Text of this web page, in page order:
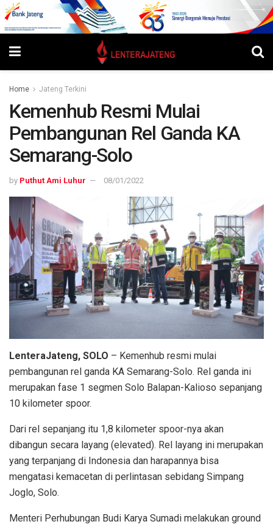
Home Jateng Terkini
Kemenhub Resmi Mulai
Pembangunan Rel Ganda KA
Semarang-Solo
by Puthut Ami Luhur 08/01/2022
LenteraJateng, SOLO – Kemenhub resmi mulai
pembangunan rel ganda KA Semarang-Solo. Rel ganda ini
merupakan fase 1 segmen Solo Balapan-Kalioso sepanjang
10 kilometer spoor.
Dari rel sepanjang itu 1,8 kilometer spoor-nya akan
dibangun secara layang (elevated). Rel layang ini merupakan
yang terpanjang di Indonesia dan harapannya bisa
mengatasi kemacetan di perlintasan sebidang Simpang
Joglo, Solo.
Menteri Perhubungan Budi Karya Sumadi melakukan ground